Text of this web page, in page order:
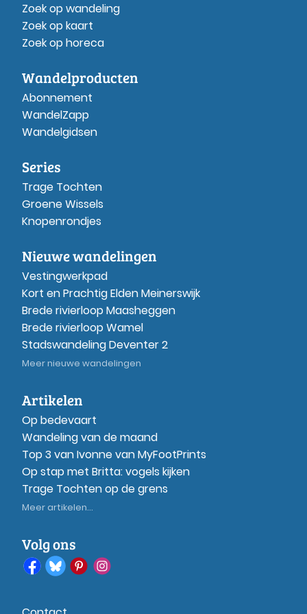
Zoek op wandeling
Zoek op kaart
Zoek op horeca
Wandelproducten
Abonnement
WandelZapp
Wandelgidsen
Series
Trage Tochten
Groene Wissels
Knopenrondjes
Nieuwe wandelingen
Vestingwerkpad
Kort en Prachtig Elden Meinerswijk
Brede rivierloop Maasheggen
Brede rivierloop Wamel
Stadswandeling Deventer 2
Meer nieuwe wandelingen
Artikelen
Op bedevaart
Wandeling van de maand
Top 3 van Ivonne van MyFootPrints
Op stap met Britta: vogels kijken
Trage Tochten op de grens
Meer artikelen...
Volg ons